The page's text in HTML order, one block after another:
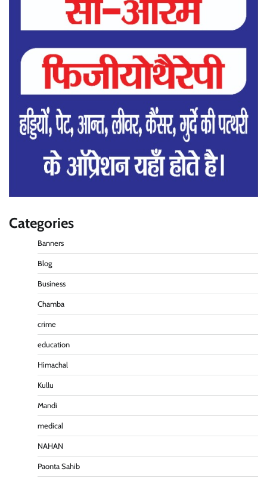
Categories
Banners
Blog
Business
Chamba
crime
education
Himachal
Kullu
Mandi
medical
NAHAN
Paonta Sahib
घोषणाऐ, बाते हवा हवाई। कांग्रेसियो की।
Pitamahnews May 15, 2026 0
पीएनएन ब्रेकिंग:— वार्ड नम्बर 7 में भाजपा प्रत्याषी की हवांइंया